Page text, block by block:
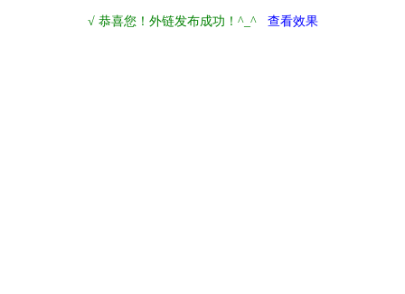
√ 恭喜您！外链发布成功！^_^ 查看效果